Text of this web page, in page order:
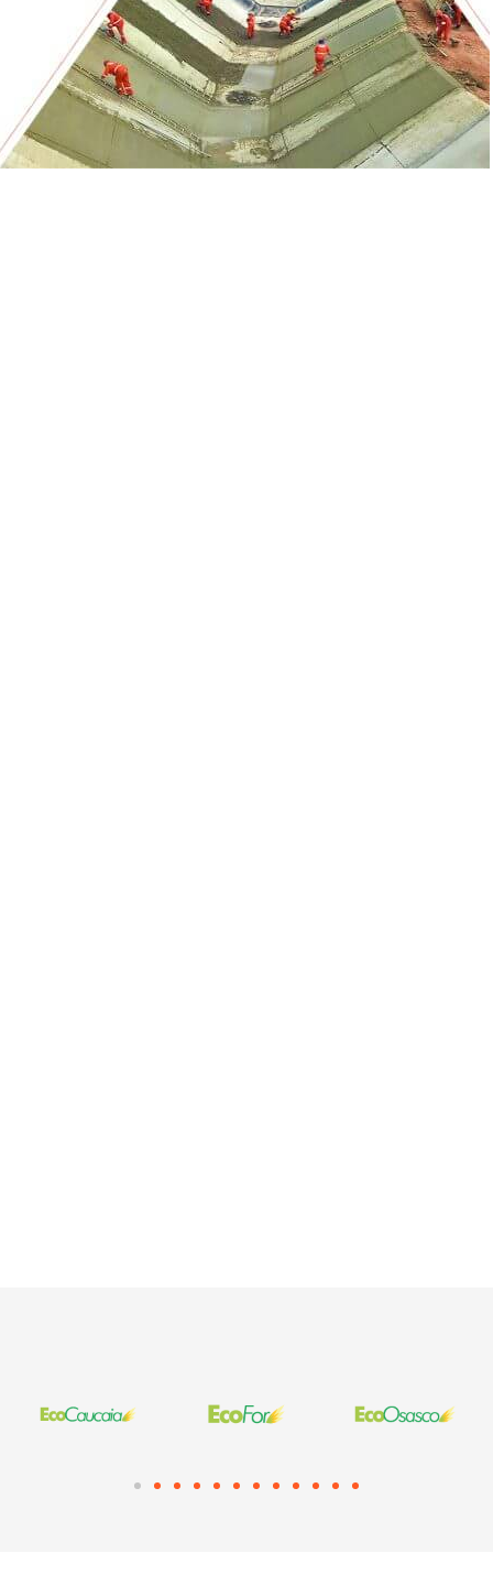
Necessário
Esses cookies
necessários